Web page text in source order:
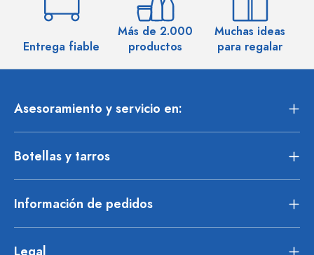
Entrega fiable
Más de 2.000
productos
Muchas ideas
para regalar
Asesoramiento y servicio en:
Botellas y tarros
Información de pedidos
Legal